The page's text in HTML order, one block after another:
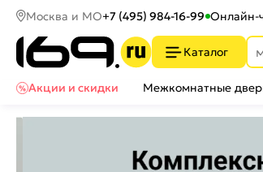
Москва и МО+7 (495) 984-16-99 Онлайн-
Каталог
Акции и скидки
Межкомнатные